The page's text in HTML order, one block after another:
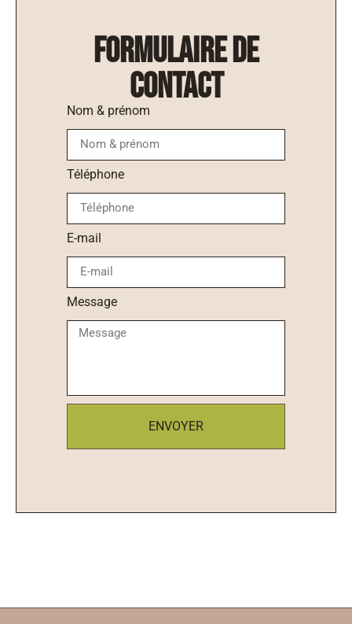
formulaire de
contact
Nom & prénom
Téléphone
E-mail
Message
ENVOYER